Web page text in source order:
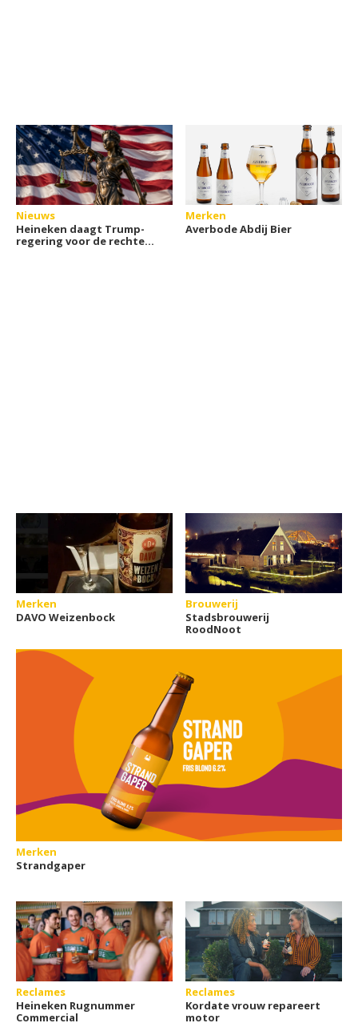
Nieuws
Heineken daagt Trump-
regering voor de rechter
Merken
Averbode Abdij Bier
Merken
DAVO Weizenbock
Brouwerij
Stadsbrouwerij
RoodNoot
Merken
Strandgaper
Reclames
Heineken Rugnummer
Commercial
Reclames
Kordate vrouw repareert
motor